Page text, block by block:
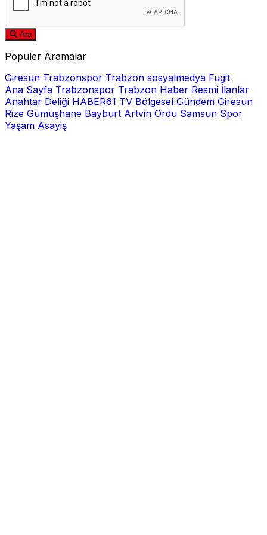
Ara
Popüler Aramalar
Giresun Trabzonspor Trabzon sosyalmedya Fugit
Ana Sayfa Trabzonspor Trabzon Haber Resmi İlanlar
Anahtar Deliği HABER61 TV Bölgesel Gündem Giresun
Rize Gümüşhane Bayburt Artvin Ordu Samsun Spor
Yaşam Asayiş